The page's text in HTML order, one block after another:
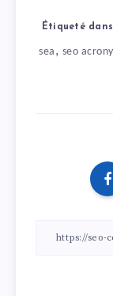
Étiqueté
sea , seo